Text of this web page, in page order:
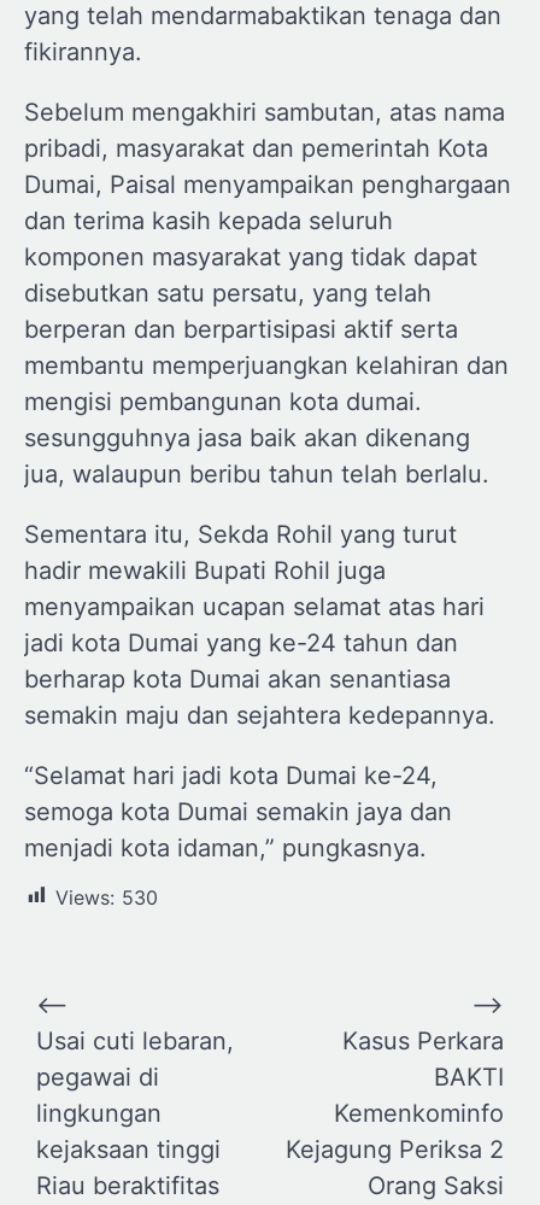
yang telah mendarmabaktikan tenaga dan
fikirannya.
Sebelum mengakhiri sambutan, atas nama
pribadi, masyarakat dan pemerintah Kota
Dumai, Paisal menyampaikan penghargaan
dan terima kasih kepada seluruh
komponen masyarakat yang tidak dapat
disebutkan satu persatu, yang telah
berperan dan berpartisipasi aktif serta
membantu memperjuangkan kelahiran dan
mengisi pembangunan kota dumai.
sesungguhnya jasa baik akan dikenang
jua, walaupun beribu tahun telah berlalu.
Sementara itu, Sekda Rohil yang turut
hadir mewakili Bupati Rohil juga
menyampaikan ucapan selamat atas hari
jadi kota Dumai yang ke-24 tahun dan
berharap kota Dumai akan senantiasa
semakin maju dan sejahtera kedepannya.
“Selamat hari jadi kota Dumai ke-24,
semoga kota Dumai semakin jaya dan
menjadi kota idaman,” pungkasnya.
Views: 530
Navigasi
pos
⟵
Usai cuti lebaran,
pegawai di
lingkungan
kejaksaan tinggi
Riau beraktifitas
Kasus Perkara
BAKTI
Kemenkominfo
Kejagung Periksa 2
Orang Saksi
⟶